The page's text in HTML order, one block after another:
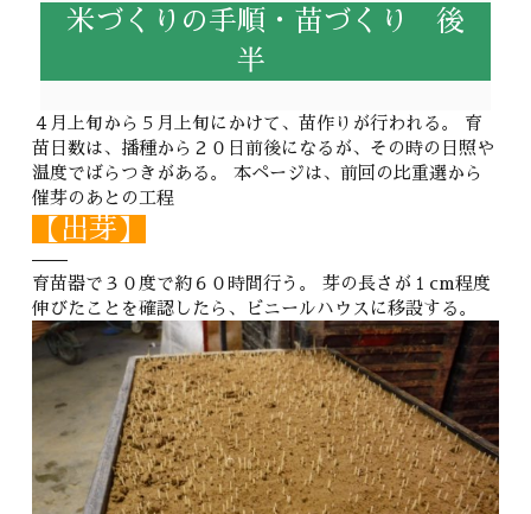
米づくりの手順・苗づくり 後
半
４月上旬から５月上旬にかけて、苗作りが行われる。 育
苗日数は、播種から２０日前後になるが、その時の日照や
温度でばらつきがある。 本ページは、前回の比重選から
催芽のあとの工程
【出芽】
育苗器で３０度で約６０時間行う。 芽の長さが１cm程度
伸びたことを確認したら、ビニールハウスに移設する。